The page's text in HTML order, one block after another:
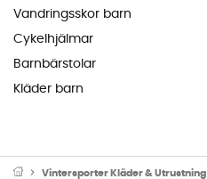
Vandringsskor barn
Cykelhjälmar
Barnbärstolar
Kläder barn
Vintersporter Kläder & Utrustning